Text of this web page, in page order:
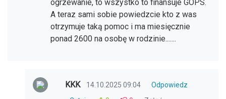
ogrzewanie, to wszystko to finansuje GOPS.
A teraz sami sobie powiedzcie kto z was
otrzymuje taką pomoc i ma miesięcznie
ponad 2600 na osobę w rodzinie.......
KKK 14.10.2025 09:04
Odpowiedz